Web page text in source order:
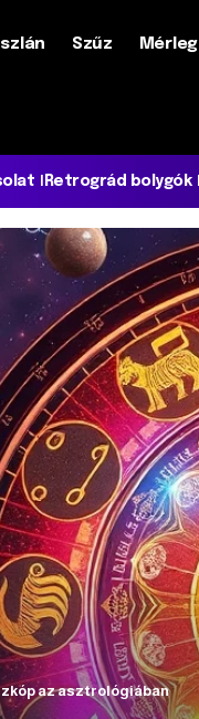
Szűz Mérleg
Retrográd bolygók
az asztrológiában